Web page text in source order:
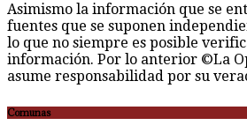
Asimismo la información que se
fuentes que se suponen
lo que no siempre es posible
información. Por lo anterior ©La
asume responsabilidad por su
Comunas